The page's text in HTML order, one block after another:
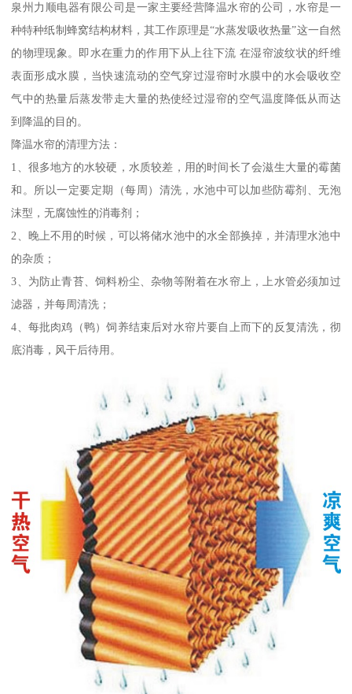
泉州力顺电器有限公司是一家主要经营降温水帘的公司，水帘是一
种特种纸制蜂窝结构材料，其工作原理是“水蒸发吸收热量”这一自然
的物理现象。即水在重力的作用下从上往下流 在湿帘波纹状的纤维
表面形成水膜，当快速流动的空气穿过湿帘时水膜中的水会吸收空
气中的热量后蒸发带走大量的热使经过湿帘的空气温度降低从而达
到降温的目的。
降温水帘的清理方法：
1、很多地方的水较硬，水质较差，用的时间长了会滋生大量的霉菌
和。所以一定要定期（每周）清洗，水池中可以加些防霉剂、无泡
沫型，无腐蚀性的消毒剂；
2、晚上不用的时候，可以将储水池中的水全部换掉，并清理水池中
的杂质；
3、为防止青苔、饲料粉尘、杂物等附着在水帘上，上水管必须加过
滤器，并每周清洗；
4、每批肉鸡（鸭）饲养结束后对水帘片要自上而下的反复清洗，彻
底消毒，风干后待用。